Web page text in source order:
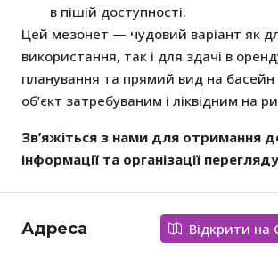
в пішій доступності.
Цей мезонет — чудовий варіант як
використання, так і для здачі в
планування та прямий вид на басейн
об’єкт затребуваним і ліквідним на
Зв’яжіться з нами для отримання
інформації та організації
Адреса Відкрити на